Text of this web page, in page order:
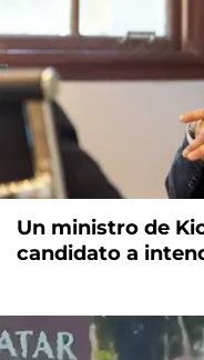
Un ministro de
candidato a